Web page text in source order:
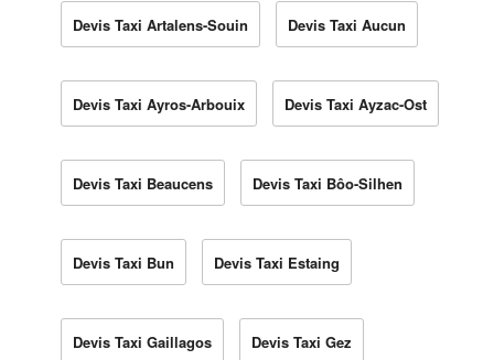
Devis Taxi Artalens-Souin Devis Taxi Aucun
Devis Taxi Ayros-Arbouix Devis Taxi Ayzac-Ost
Devis Taxi Beaucens Devis Taxi Bôo-Silhen
Devis Taxi Bun Devis Taxi Estaing
Devis Taxi Gaillagos Devis Taxi Gez